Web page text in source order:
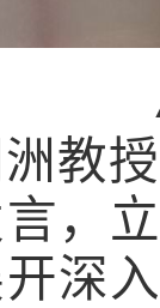
教
，
深